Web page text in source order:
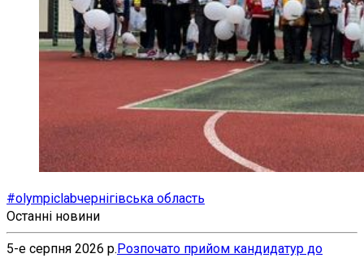
#olympiclabчернігівська область
Останні новини
5-е серпня 2026 р. Розпочато прийом кандидатур до